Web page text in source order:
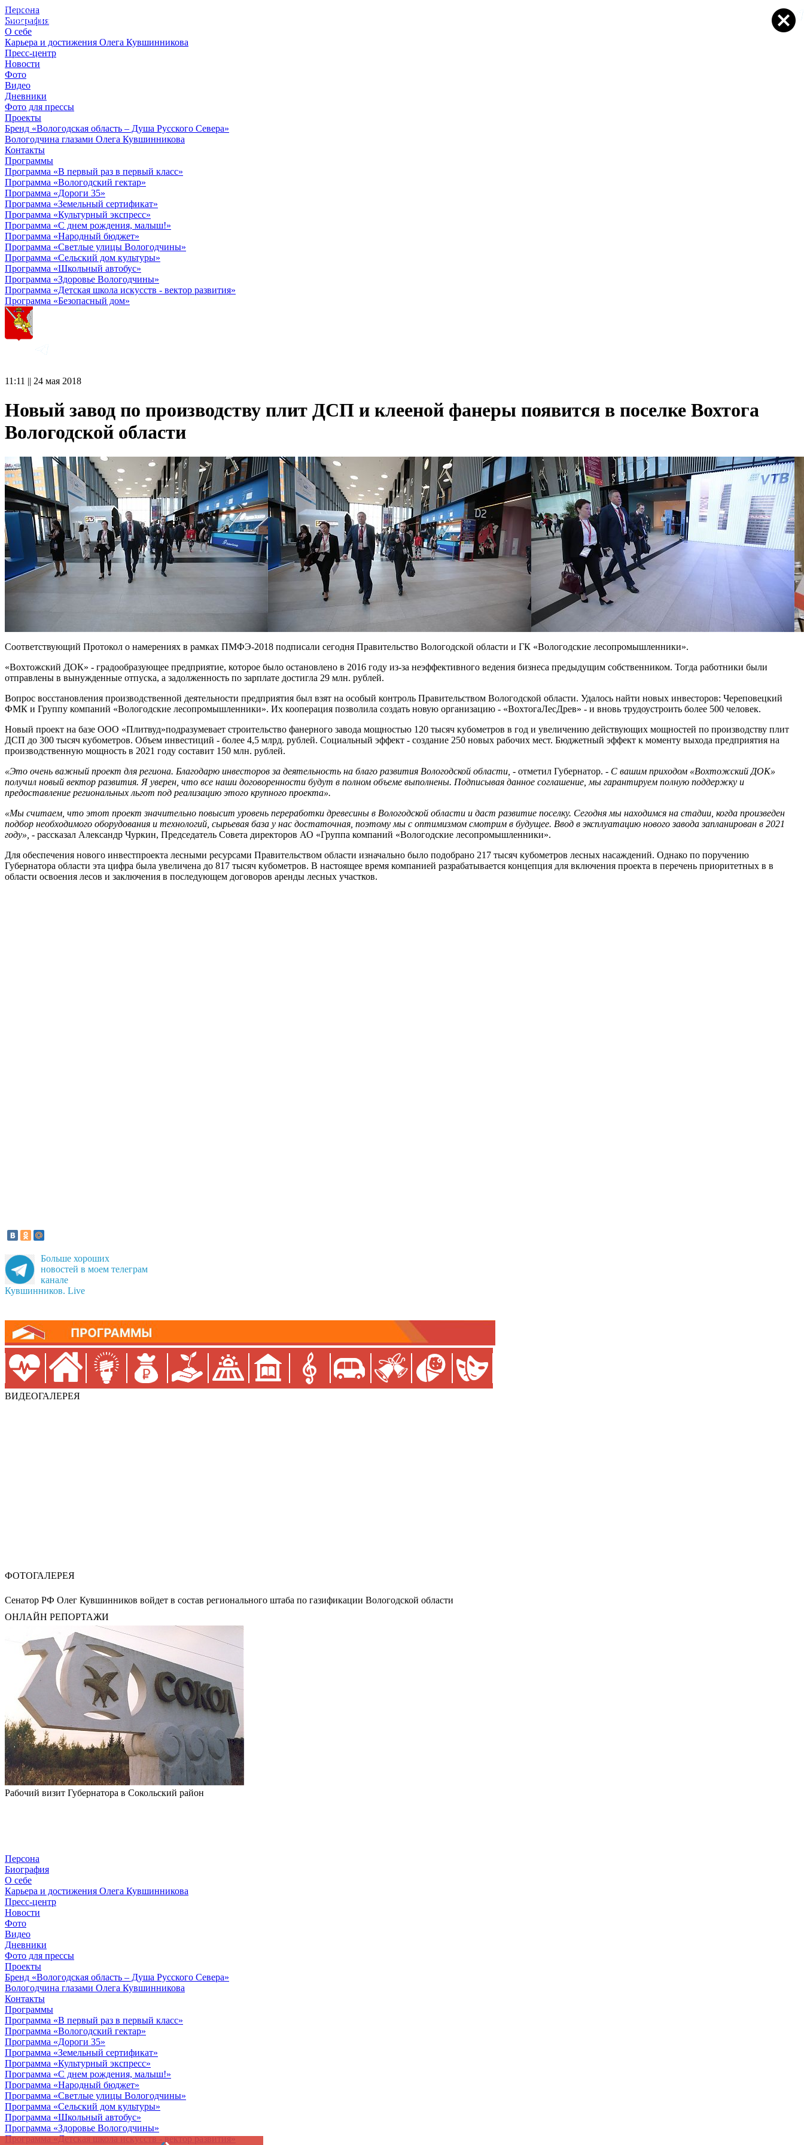
Персона
Биография
О себе
Карьера и достижения Олега Кувшинникова
Пресс-центр
Новости
Фото
Видео
Дневники
Фото для прессы
Проекты
Бренд «Вологодская область – Душа Русского Севера»
Вологодчина глазами Олега Кувшинникова
Контакты
Программы
Программа «В первый раз в первый класс»
Программа «Вологодский гектар»
Программа «Дороги 35»
Программа «Земельный сертификат»
Программа «Культурный экспресс»
Программа «С днем рождения, малыш!»
Программа «Народный бюджет»
Программа «Светлые улицы Вологодчины»
Программа «Сельский дом культуры»
Программа «Школьный автобус»
Программа «Здоровье Вологодчины»
Программа «Детская школа искусств - вектор развития»
Программа «Безопасный дом»
11:11 || 24 мая 2018
Новый завод по производству плит ДСП и клееной фанеры появится в поселке Вохтога
Вологодской области
Соответствующий Протокол о намерениях в рамках ПМФЭ-2018 подписали сегодня Правительство Вологодской области и ГК «Вологодские лесопромышленники».
«Вохтожский ДОК» - градообразующее предприятие, которое было остановлено в 2016 году из-за неэффективного ведения бизнеса предыдущим собственником. Тогда работники были
отправлены в вынужденные отпуска, а задолженность по зарплате достигла 29 млн. рублей.
Вопрос восстановления производственной деятельности предприятия был взят на особый контроль Правительством Вологодской области. Удалось найти новых инвесторов: Череповецкий
ФМК и Группу компаний «Вологодские лесопромышленники». Их кооперация позволила создать новую организацию - «ВохтогаЛесДрев» - и вновь трудоустроить более 500 человек.
Новый проект на базе ООО «Плитвуд»подразумевает строительство фанерного завода мощностью 120 тысяч кубометров в год и увеличению действующих мощностей по производству плит
ДСП до 300 тысяч кубометров. Объем инвестиций - более 4,5 млрд. рублей. Социальный эффект - создание 250 новых рабочих мест. Бюджетный эффект к моменту выхода предприятия на
производственную мощность в 2021 году составит 150 млн. рублей.
«Это очень важный проект для региона. Благодарю инвесторов за деятельность на благо развития Вологодской области, - отметил Губернатор. - С вашим приходом «Вохтожский ДОК»
получил новый вектор развития. Я уверен, что все наши договоренности будут в полном объеме выполнены. Подписывая данное соглашение, мы гарантируем полную поддержку и
предоставление региональных льгот под реализацию этого крупного проекта».
«Мы считаем, что этот проект значительно повысит уровень переработки древесины в Вологодской области и даст развитие поселку. Сегодня мы находимся на стадии, когда произведен
подбор необходимого оборудования и технологий, сырьевая база у нас достаточная, поэтому мы с оптимизмом смотрим в будущее. Ввод в эксплуатацию нового завода запланирован в 2021
году», - рассказал Александр Чуркин, Председатель Совета директоров АО «Группа компаний «Вологодские лесопромышленники».
Для обеспечения нового инвестпроекта лесными ресурсами Правительством области изначально было подобрано 217 тысяч кубометров лесных насаждений. Однако по поручению
Губернатора области эта цифра была увеличена до 817 тысяч кубометров. В настоящее время компанией разрабатывается концепция для включения проекта в перечень приоритетных в в
области освоения лесов и заключения в последующем договоров аренды лесных участков.
Больше хороших
новостей в моем телеграм
канале
Кувшинников. Live
ВИДЕОГАЛЕРЕЯ
ФОТОГАЛЕРЕЯ
Сенатор РФ Олег Кувшинников войдет в состав регионального штаба по газификации Вологодской области
ОНЛАЙН РЕПОРТАЖИ
Рабочий визит Губернатора в Сокольский район
© 2012 - 2023,
КУВШИННИКОВ О.А.
Персона
Биография
О себе
Карьера и достижения Олега Кувшинникова
Пресс-центр
Новости
Фото
Видео
Дневники
Фото для прессы
Проекты
Бренд «Вологодская область – Душа Русского Севера»
Вологодчина глазами Олега Кувшинникова
Контакты
Программы
Программа «В первый раз в первый класс»
Программа «Вологодский гектар»
Программа «Дороги 35»
Программа «Земельный сертификат»
Программа «Культурный экспресс»
Программа «С днем рождения, малыш!»
Программа «Народный бюджет»
Программа «Светлые улицы Вологодчины»
Программа «Сельский дом культуры»
Программа «Школьный автобус»
Программа «Здоровье Вологодчины»
Программа «Детская школа искусств - вектор развития»